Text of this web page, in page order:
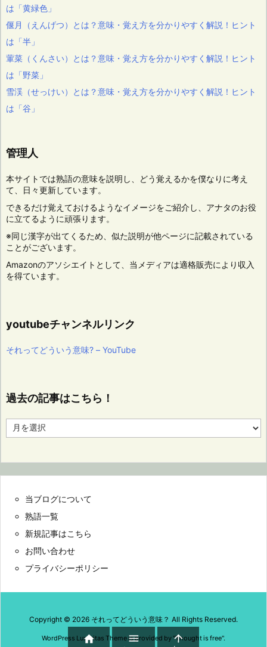
は「黄緑色」
偃月（えんげつ）とは？意味・覚え方を分かりやすく解説！ヒント
は「半」
葷菜（くんさい）とは？意味・覚え方を分かりやすく解説！ヒント
は「野菜」
雪渓（せっけい）とは？意味・覚え方を分かりやすく解説！ヒント
は「谷」
管理人
本サイトでは熟語の意味を説明し、どう覚えるかを僕なりに考え
て、日々更新しています。
できるだけ覚えておけるようなイメージをご紹介し、アナタのお役
に立てるように頑張ります。
※同じ漢字が出てくるため、似た説明が他ページに記載されている
ことがございます。
Amazonのアソシエイトとして、当メディアは適格販売により収入
を得ています。
youtubeチャンネルリンク
それってどういう意味? – YouTube
過去の記事はこちら！
去
ら！
当ブログについて
熟語一覧
新規記事はこちら
お問い合わせ
プライバシーポリシー
Copyright © 2026 それってどういう意味？ All Rights Reserved.
WordPress Luxeritas Theme is provided by "Thought is free".
  